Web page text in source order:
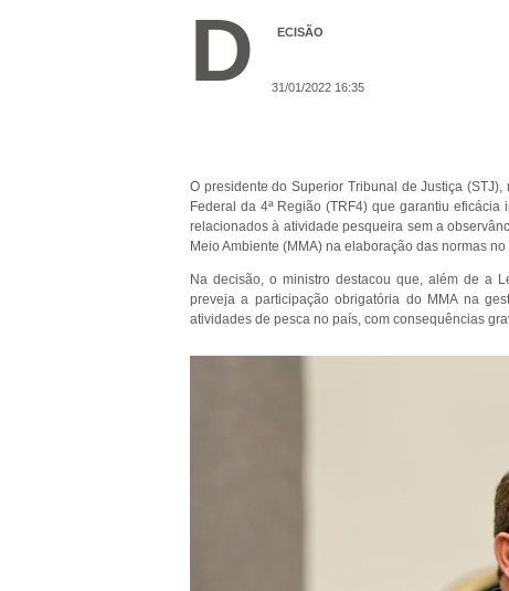
D ECISÃO
31/01/2022 16:35
O presidente do Superior Tribunal de Justiça
Federal da 4ª Região (TRF4) que garantiu
relacionados à atividade pesqueira sem a
Meio Ambiente (MMA) na elaboração das normas no
Na decisão, o ministro destacou que, além de a
preveja a participação obrigatória do MMA na
atividades de pesca no país, com consequências